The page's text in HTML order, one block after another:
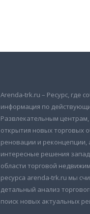
Arenda-trk.ru – Ресурс, где
информация по
Развлекательным
открытия новых торговых
реновации и реконцепции,
интересные решения
области торговой
ресурса arenda-trk.ru мы
детальный анализ
поиск новых актуальных